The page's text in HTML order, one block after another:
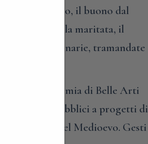
dal ricco, il buono dal
vergine dalla maritata, il
o immaginarie, tramandate
all’Accademia di Belle Arti
ed enti pubblici a progetti di
i piedi nel Medioevo. Gesti